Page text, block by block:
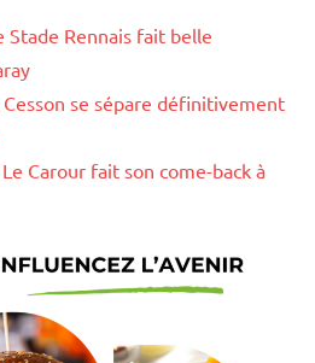
Stade Rennais fait belle
se sépare définitivement
Carour fait son come-back à